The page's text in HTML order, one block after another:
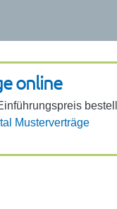
online
Muster­ver­träge